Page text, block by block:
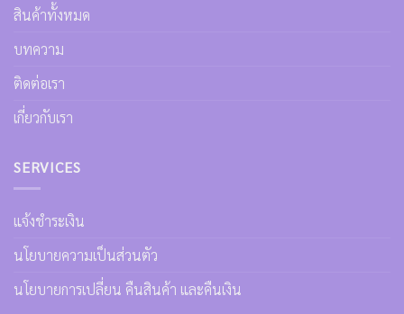
สินค้าทั้งหมด
บทความ
ติดต่อเรา
เกี่ยวกับเรา
SERVICES
แจ้งชำระเงิน
นโยบายความเป็นส่วนตัว
นโยบายการเปลี่ยน คืนสินค้า และคืนเงิน